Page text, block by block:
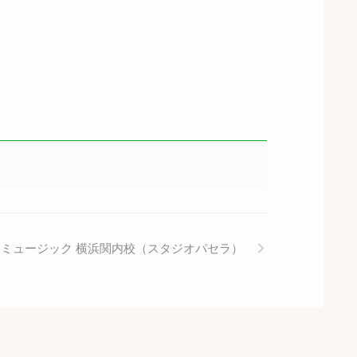
ュージック 横浜関内校（スタジオパセラ）